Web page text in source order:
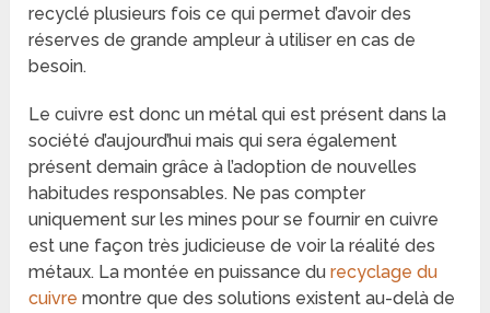
recyclé plusieurs fois ce qui permet d’avoir des
réserves de grande ampleur à utiliser en cas de
besoin.
Le cuivre est donc un métal qui est présent dans la
société d’aujourd’hui mais qui sera également
présent demain grâce à l’adoption de nouvelles
habitudes responsables. Ne pas compter
uniquement sur les mines pour se fournir en cuivre
est une façon très judicieuse de voir la réalité des
métaux. La montée en puissance durecyclage du
cuivre montre que des solutions existent au-delà de